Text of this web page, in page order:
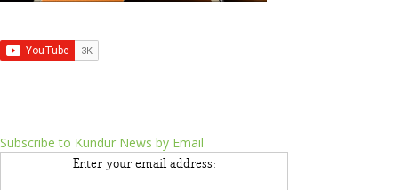
Subscribe to Kundur News by Email
Enter your email address: